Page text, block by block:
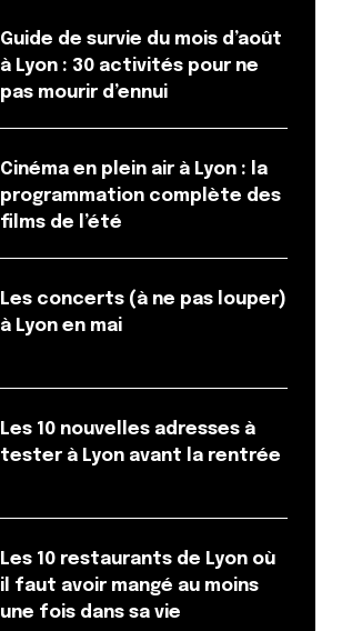
Guide de survie du mois d’août
à Lyon : 30 activités pour ne
pas mourir d’ennui
Cinéma en plein air à Lyon : la
programmation complète des
films de l’été
Les concerts (à ne pas louper)
à Lyon en mai
Les 10 nouvelles adresses à
tester à Lyon avant la rentrée
Les 10 restaurants de Lyon où
il faut avoir mangé au moins
une fois dans sa vie